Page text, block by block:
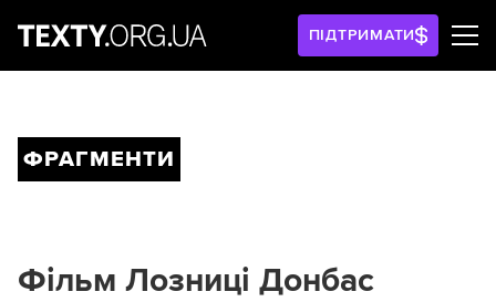
ПІДТРИМАТИ
ФРАГМЕНТИ
Фільм Лозниці Донбас